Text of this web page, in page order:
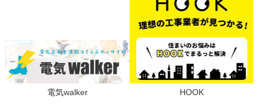
電気walker HOOK